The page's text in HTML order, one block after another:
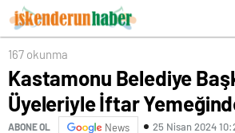
167 okunma
Kastamonu Belediye
Üyeleriyle İftar
ABONE OL News 25 Nisan 2024